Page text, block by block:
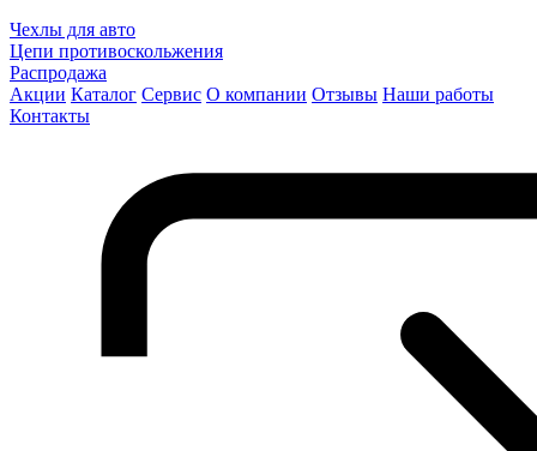
Чехлы для авто
Цепи противоскольжения
Распродажа
Акции Каталог Сервис О компании Отзывы Наши работы
Контакты